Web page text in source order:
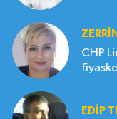
CHP
EDIP